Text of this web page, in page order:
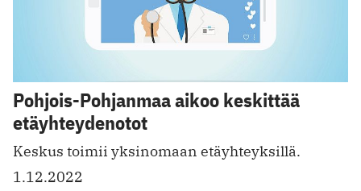
Pohjois-Pohjanmaa aikoo keskittää
etäyhteydenotot
Keskus toimii yksinomaan etäyhteyksillä.
1.12.2022